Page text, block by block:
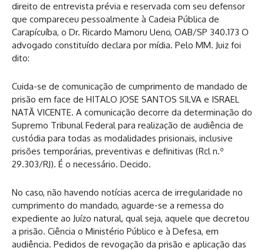
direito de entrevista prévia e reservada com seu defensor
que compareceu pessoalmente à Cadeia Pública de
Carapícuíba, o Dr. Ricardo Mamoru Ueno, OAB/SP 340.173 O
advogado constituído declara por mídia. Pelo MM. Juiz foi
dito:
Cuida-se de comunicação de cumprimento de mandado de
prisão em face de HITALO JOSE SANTOS SILVA e ISRAEL
NATÃ VICENTE. A comunicação decorre da determinação do
Supremo Tribunal Federal para realização de audiência de
custódia para todas as modalidades prisionais, inclusive
prisões temporárias, preventivas e definitivas (Rcl n.º
29.303/RJ). É o necessário. Decido.
No caso, não havendo notícias acerca de irregularidade no
cumprimento do mandado, aguarde-se a remessa do
expediente ao Juízo natural, qual seja, aquele que decretou
a prisão. Ciência o Ministério Público e à Defesa, em
audiência. Pedidos de revogação da prisão e aplicação das